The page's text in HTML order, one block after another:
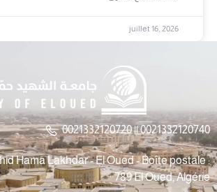
juillet 16, 2026
0021332120720 || 0021332120740
Hama Lakhdar - El Oued - Boîte postale :
789 El Oued, Algérie